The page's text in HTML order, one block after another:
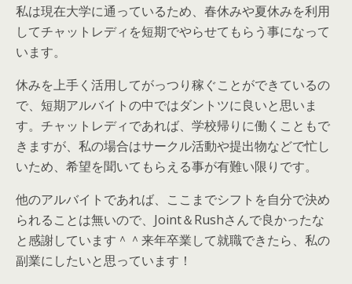
私は現在大学に通っているため、春休みや夏休みを利用
してチャットレディを短期でやらせてもらう事になって
います。
休みを上手く活用してがっつり稼ぐことができているの
で、短期アルバイトの中ではダントツに良いと思いま
す。チャットレディであれば、学校帰りに働くこともで
きますが、私の場合はサークル活動や提出物などで忙し
いため、希望を聞いてもらえる事が有難い限りです。
他のアルバイトであれば、ここまでシフトを自分で決め
られることは無いので、Joint＆Rushさんで良かったな
と感謝しています＾＾来年卒業して就職できたら、私の
副業にしたいと思っています！